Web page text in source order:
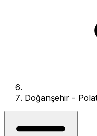
Doğanşehir -